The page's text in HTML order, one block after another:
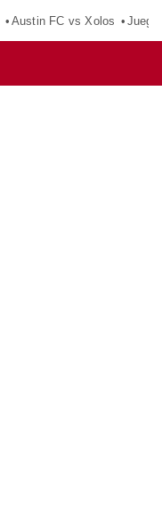
Austin FC vs Xolos